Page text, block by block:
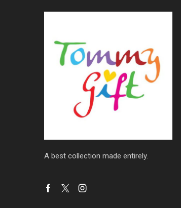
A best collection made entirely.